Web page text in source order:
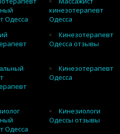
Одесса
кинезотерапевт
Одесса
Кинезотерапевт
Одесса отзывы
Кинезотерапевт
Одесса
Одесса
Кинезиологи
Одессы отзывы